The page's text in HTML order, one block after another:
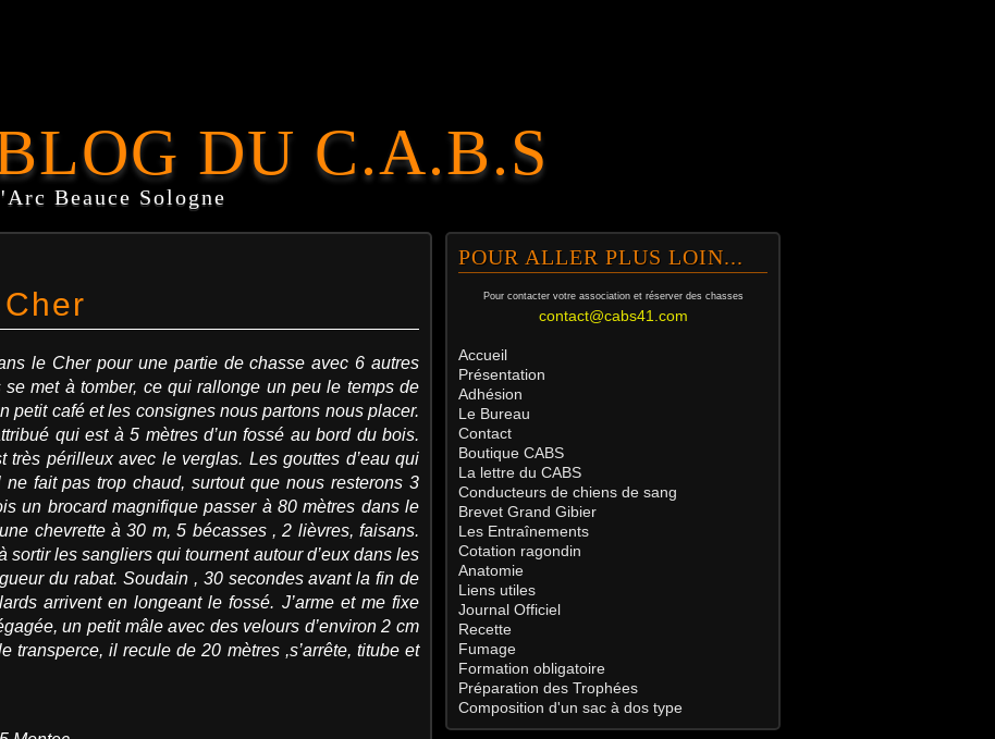
DU C.A.B.S
Beauce Sologne
le Cher pour une partie de chasse avec 6 autres
met à tomber, ce qui rallonge un peu le temps de
petit café et les consignes nous partons nous placer.
qui est à 5 mètres d’un fossé au bord du bois.
très périlleux avec le verglas. Les gouttes d’eau qui
fait pas trop chaud, surtout que nous resterons 3
un brocard magnifique passer à 80 mètres dans le
chevrette à 30 m, 5 bécasses , 2 lièvres, faisans.
sortir les sangliers qui tournent autour d’eux dans les
du rabat. Soudain , 30 secondes avant la fin de
arrivent en longeant le fossé. J’arme et me fixe
un petit mâle avec des velours d’environ 2 cm
transperce, il recule de 20 mètres ,s’arrête, titube et
POUR ALLER PLUS LOIN...
Pour contacter votre association et réserver des chasses
contact@cabs41.com
Accueil
Présentation
Adhésion
Le Bureau
Contact
Boutique CABS
La lettre du CABS
Conducteurs de chiens de sang
Brevet Grand Gibier
Les Entraînements
Cotation ragondin
Anatomie
Liens utiles
Journal Officiel
Recette
Fumage
Formation obligatoire
Préparation des Trophées
Composition d'un sac à dos type